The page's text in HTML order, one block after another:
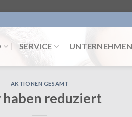
SERVICE UNTERNEHMEN
AKTIONEN GESAMT
reduziert